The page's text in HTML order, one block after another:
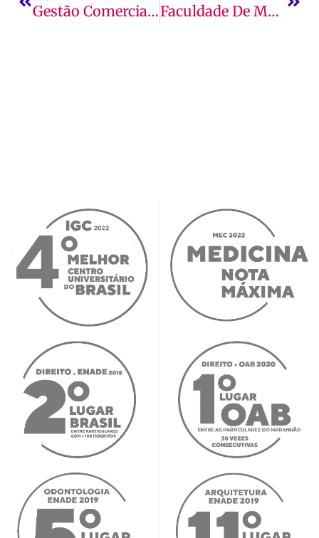
Gestão Comercial Em Empresas B2B: Como Funciona Essa Área Faculdade De Marketing, Como Funciona O Curso E O Que Se Estuda?